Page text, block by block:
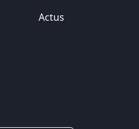
Actus